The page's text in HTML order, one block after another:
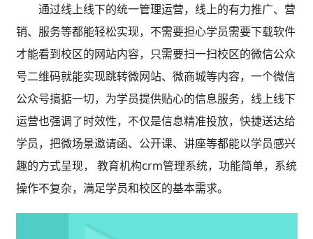
通过线上线下的统一管理运营，线上的有力推广、营
销、服务等都能轻松实现，不需要担心学员需要下载软件
才能看到校区的网站内容，只需要扫一扫校区的微信公众
号二维码就能实现跳转微网站、微商城等内容，一个微信
公众号搞掂一切，为学员提供贴心的信息服务，线上线下
运营也强调了时效性，不仅是信息精准投放，快捷送达给
学员，把微场景邀请函、公开课、讲座等都能以学员感兴
趣的方式呈现， 教育机构crm管理系统，功能简单，系统
操作不复杂，满足学员和校区的基本需求。